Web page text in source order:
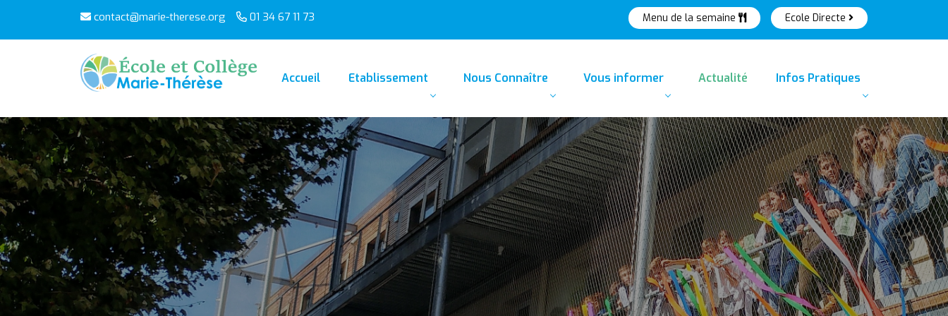
contact@marie-therese.org 01 34 67 11 73 Menu de la semaine Ecole Directe
Accueil Etablissement Nous Connaître Vous informer Actualité Infos Pratiques